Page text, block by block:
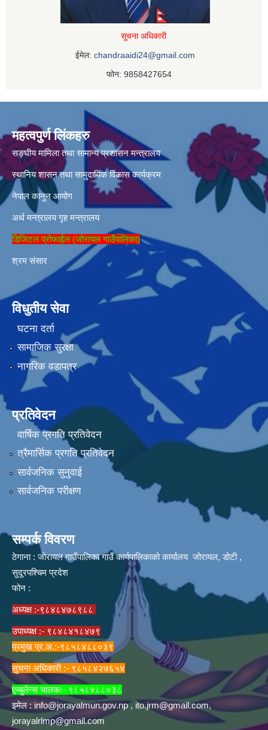
सूचना अधिकारी
ईमेल: chandraaidi24@gmail.com
फोन: 9858427654
महत्वपुर्ण लिंकहरु
सङ्घीय मामिला तथा सामान्य प्रशासन मन्त्रालय
स्थानिय शासन तथा सामुदायिक विकास कार्यक्रम
नेपाल कानुन आयोग
अर्थ मन्त्रालय गृह मन्त्रालय
डिजिटल प्रोफाईल (जोरायल गाउँपालिका)
श्रम संसार
विधुतीय सेवा
घटना दर्ता
सामाजिक सुरक्षा
नागरिक वडापत्र
प्रतिवेदन
वार्षिक प्रगति प्रतिवेदन
त्रैमार्सिक प्रगति प्रतिवेदन
सार्वजनिक सुनुवाई
सार्वजनिक परीक्षण
सम्पर्क विवरण
ठेगाना : जोरायल गाउँपालिका गाउँ कार्यपालिकाको कार्यालय जोरायल, डोटी ,
सुदूरपश्चिम प्रदेश
फोन :
अध्यक्ष :-९८४८४७८९८८
उपाध्यक्ष :- ९८४८४१८४७९
प्रमुख प्र.अ.:-९८५८४८८०३९
सुचना अधिकारी :- ९८५८४२७६५४
एम्बुलेन्स चालकः- ९८५८४८८०३८
इमेल : info@jorayalmun.gov.np, ito.jrm@gmail.com,
jorayalrlmp@gmail.com